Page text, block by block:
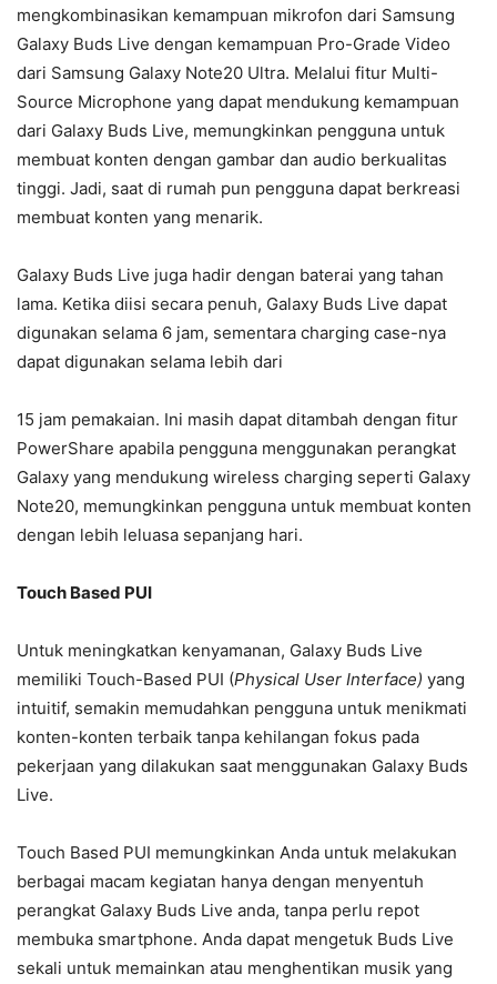
mengkombinasikan kemampuan mikrofon dari Samsung
Galaxy Buds Live dengan kemampuan Pro-Grade Video
dari Samsung Galaxy Note20 Ultra. Melalui fitur Multi-
Source Microphone yang dapat mendukung kemampuan
dari Galaxy Buds Live, memungkinkan pengguna untuk
membuat konten dengan gambar dan audio berkualitas
tinggi. Jadi, saat di rumah pun pengguna dapat berkreasi
membuat konten yang menarik.
Galaxy Buds Live juga hadir dengan baterai yang tahan
lama. Ketika diisi secara penuh, Galaxy Buds Live dapat
digunakan selama 6 jam, sementara charging case-nya
dapat digunakan selama lebih dari
15 jam pemakaian. Ini masih dapat ditambah dengan fitur
PowerShare apabila pengguna menggunakan perangkat
Galaxy yang mendukung wireless charging seperti Galaxy
Note20, memungkinkan pengguna untuk membuat konten
dengan lebih leluasa sepanjang hari.
Touch Based PUI
Untuk meningkatkan kenyamanan, Galaxy Buds Live
memiliki Touch-Based PUI (Physical User Interface) yang
intuitif, semakin memudahkan pengguna untuk menikmati
konten-konten terbaik tanpa kehilangan fokus pada
pekerjaan yang dilakukan saat menggunakan Galaxy Buds
Live.
Touch Based PUI memungkinkan Anda untuk melakukan
berbagai macam kegiatan hanya dengan menyentuh
perangkat Galaxy Buds Live anda, tanpa perlu repot
membuka smartphone. Anda dapat mengetuk Buds Live
sekali untuk memainkan atau menghentikan musik yang